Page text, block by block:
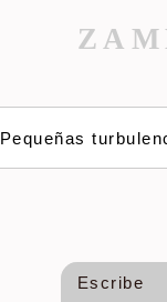
Pequeñas
Escribe